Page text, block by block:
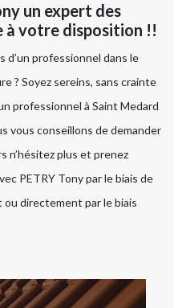
un expert des
votre disposition !!
d’un professionnel dans le
? Soyez sereins, sans crainte
professionnel à Saint Medard
vous conseillons de demander
n’hésitez plus et prenez
PETRY Tony par le biais de
directement par le biais